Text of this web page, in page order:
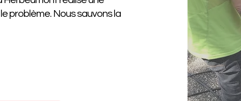
problème. Nous sauvons la